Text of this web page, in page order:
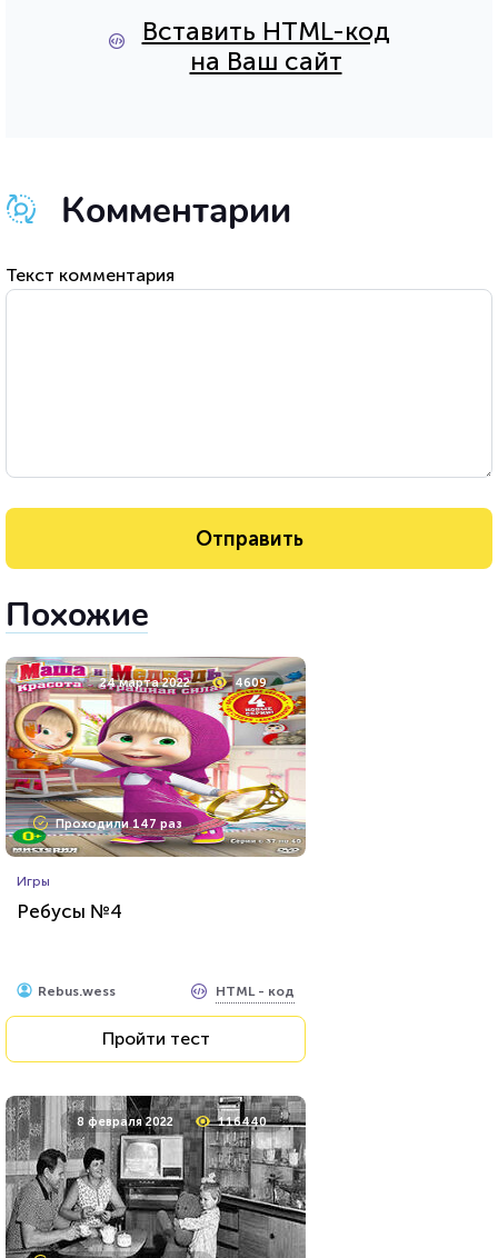
Вставить HTML-код
на Ваш сайт
Комментарии
Текст комментария
Похожие
24 марта 2022 4609
Проходили 147 раз
Игры
Ребусы №4
Rebus.wess HTML - код
Пройти тест
8 февраля 2022 116440